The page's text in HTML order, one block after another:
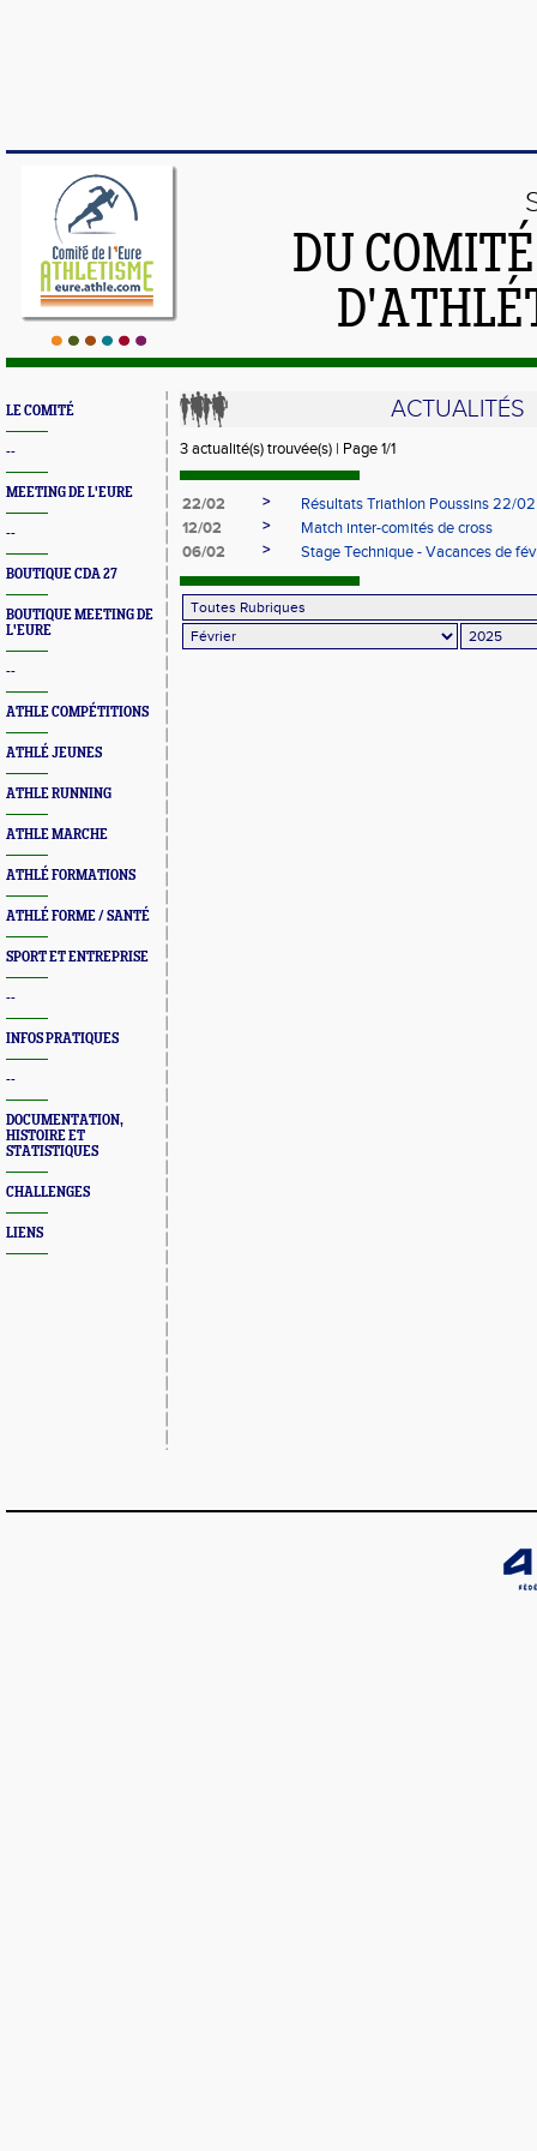
DU
LE COMITÉ
--
MEETING DE L'EURE
--
BOUTIQUE CDA 27
BOUTIQUE MEETING DE
L'EURE
--
ATHLE COMPÉTITIONS
ATHLÉ JEUNES
ATHLE RUNNING
ATHLE MARCHE
ATHLÉ FORMATIONS
ATHLÉ FORME / SANTÉ
SPORT ET ENTREPRISE
--
INFOS PRATIQUES
--
DOCUMENTATION,
HISTOIRE ET
STATISTIQUES
CHALLENGES
LIENS
ACTUALITÉS
3 actualité(s) trouvée(s) | Page 1/1
22/02 >
Résultats Triathlon Poussins 22/02
12/02
>
Match inter-comités de cross
06/02
> Stage Technique - Vacances de